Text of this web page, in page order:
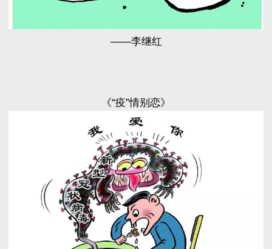
——李继红
《“疫”情别恋》